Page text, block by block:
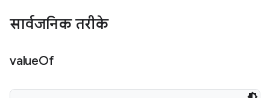
सार्वजनिक तरीके
valueOf